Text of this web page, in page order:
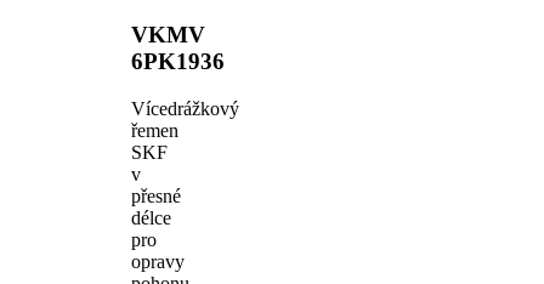
VKMV
6PK1936
Vícedrážkový
řemen
SKF
v
přesné
délce
pro
opravy